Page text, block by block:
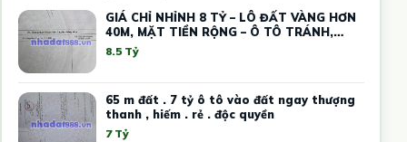
GIÁ CHỈ NHỈNH 8 TỶ – LÔ ĐẤT VÀNG HƠN
40M, MẶT TIỀN RỘNG – Ô TÔ TRÁNH,
KINH DOANH
8.5 Tỷ
65 m đất . 7 tỷ ô tô vào đất ngay thượng
thanh , hiếm . rẻ . độc quyền
7 Tỷ